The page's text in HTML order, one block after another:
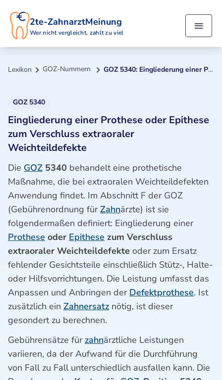
2te-ZahnarztMeinung
Wer nicht vergleicht, zahlt zu viel
Lexikon GOZ-Nummern GOZ 5340: Eingliederung einer Prothese oder Epithese zum Verschluss extraoraler Weichteildefekte
GOZ 5340
Eingliederung einer Prothese oder Epithese
zum Verschluss extraoraler
Weichteildefekte
Die GOZ 5340 behandelt eine prothetische
Maßnahme, die bei extraoralen Weichteildefekten
Anwendung findet. Im Abschnitt F der GOZ
(Gebührenordnung fürZahnärzte) ist sie
folgendermaßen definiert: Eingliederung einer
Prothese oder Epithese zum Verschluss
extraoraler Weichteildefekte oder zum Ersatz
fehlender Gesichtsteile einschließlich Stütz-, Halte-
oder Hilfsvorrichtungen. Die Leistung umfasst das
Anpassen und Anbringen der Defektprothese. Ist
zusätzlich ein Zahnersatz nötig, ist dieser
gesondert zu berechnen.
Gebührensätze für zahnärztliche Leistungen
variieren, da der Aufwand für die Durchführung
von Fall zu Fall unterschiedlich ausfallen kann. Die